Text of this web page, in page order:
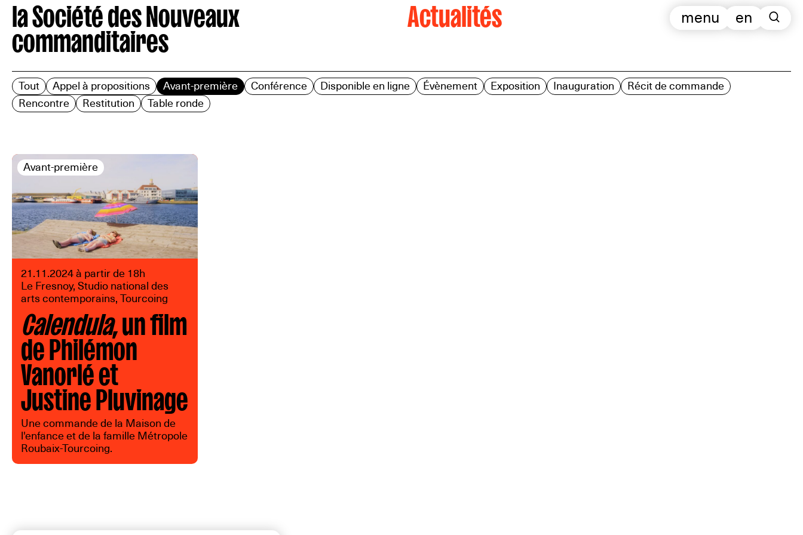
la Société des Nouveaux
commanditaires
Actualités en
menu
Tout Appel à propositions Avant-première Conférence Disponible en ligne Évènement Exposition Inauguration
Récit de commande
Rencontre
Restitution Table ronde
Avant-première
21.11.2024 à partir de 18h
Le Fresnoy, Studio national des
arts contemporains, Tourcoing
Calendula, un film
de Philémon
Vanorlé et
Justine Pluvinage
Une commande de la Maison de
l'enfance et de la famille Métropole
Roubaix-Tourcoing.